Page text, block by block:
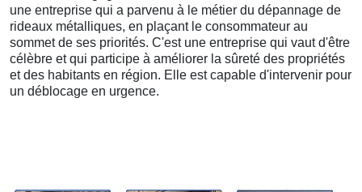
une entreprise qui a parvenu à le métier du dépannage de
rideaux métalliques, en plaçant le consommateur au
sommet de ses priorités. C'est une entreprise qui vaut d'être
célèbre et qui participe à améliorer la sûreté des propriétés
et des habitants en région. Elle est capable d'intervenir pour
un déblocage en urgence.